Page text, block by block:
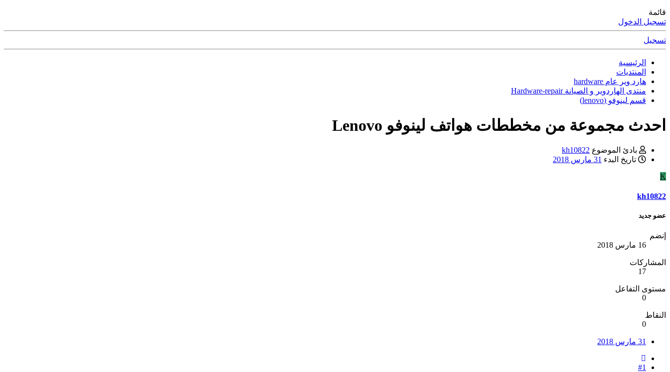
قائمة
تسجيل الدخول
تسجيل
الرئيسية
المنتديات
هارد وير عام hardware
منتدى الهاردوير و الصيانة Hardware-repair
قسم لينوفو (lenovo)
احدث مجموعة من مخططات هواتف لينوفو Lenovo
بادئ الموضوع kh10822
تاريخ البدء 31 مارس 2018
K
kh10822
عضو جديد
إنضم
16 مارس 2018
المشاركات
17
مستوى التفاعل
0
النقاط
0
31 مارس 2018
#1